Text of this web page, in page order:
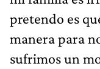
pretendo es
manera para
sufrimos un